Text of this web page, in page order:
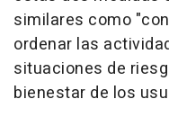
similares como
ordenar las
situaciones de
bienestar de los